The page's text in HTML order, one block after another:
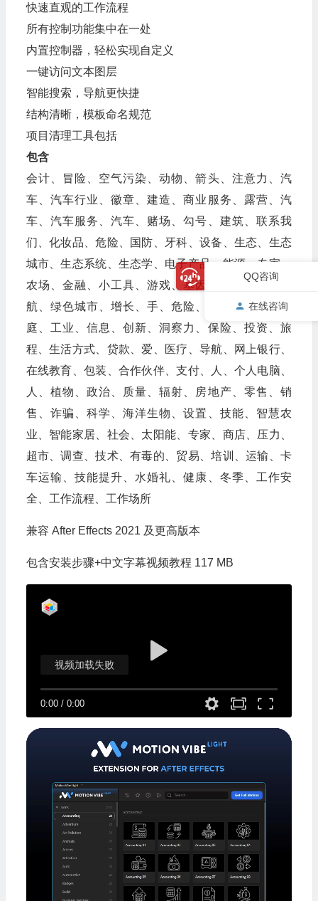
快速直观的工作流程
所有控制功能集中在一处
内置控制器，轻松实现自定义
一键访问文本图层
智能搜索，导航更快捷
结构清晰，模板命名规范
项目清理工具包括
包含
会计、冒险、空气污染、动物、箭头、注意力、汽
车、汽车行业、徽章、建造、商业服务、露营、汽
车、汽车服务、汽车、赌场、勾号、建筑、联系我
们、化妆品、危险、国防、牙科、设备、生态、生态
城市、生态系统、生态学、电子产品、能源、专家、
农场、金融、小工具、游戏、基因、政府、GPS导
航、绿色城市、增长、手、危险、健康、爱好、家
庭、工业、信息、创新、洞察力、保险、投资、旅
程、生活方式、贷款、爱、医疗、导航、网上银行、
在线教育、包装、合作伙伴、支付、人、个人电脑、
人、植物、政治、质量、辐射、房地产、零售、销
售、诈骗、科学、海洋生物、设置、技能、智慧农
业、智能家居、社会、太阳能、专家、商店、压力、
超市、调查、技术、有毒的、贸易、培训、运输、卡
车运输、技能提升、水婚礼、健康、冬季、工作安
全、工作流程、工作场所
兼容 After Effects 2021 及更高版本
包含安装步骤+中文字幕视频教程 117 MB
0:00/ 0:00
视频加载失败
QQ咨询
在线咨询